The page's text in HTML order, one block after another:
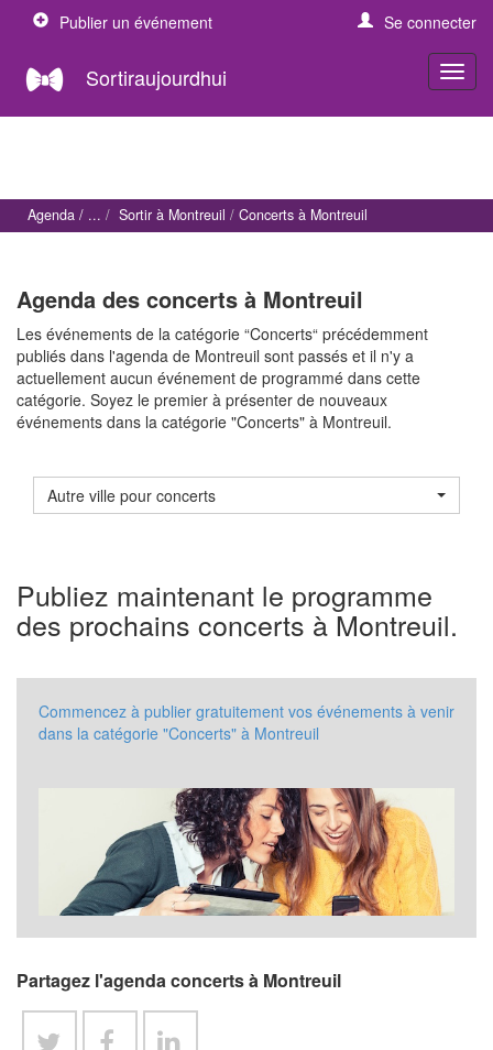
Publier un événement Se connecter
Sortiraujourdhui
Agenda Sortir à Montreuil Concerts à Montreuil
Agenda des concerts à Montreuil
Les événements de la catégorie “Concerts“ précédemment
publiés dans l'agenda de Montreuil sont passés et il n'y a
actuellement aucun événement de programmé dans cette
catégorie. Soyez le premier à présenter de nouveaux
événements dans la catégorie "Concerts" à Montreuil.
Autre ville pour concerts
Publiez maintenant le programme
des prochains concerts à Montreuil.
Commencez à publier gratuitement vos événements à venir
dans la catégorie "Concerts" à Montreuil
Partagez l'agenda concerts à Montreuil